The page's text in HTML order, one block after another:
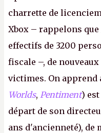
charrette de
Xbox – rappelons
effectifs de 3200
fiscale –, de
victimes. On apprend
Worlds, Pentiment)
départ de son
ans d'ancienneté), de